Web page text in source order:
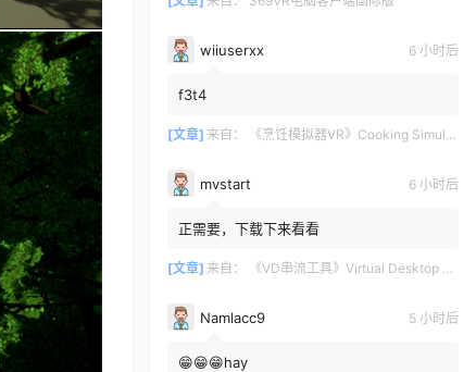
wiiuserxx 6 小时后
f3t4
[文章] 来自： 《烹饪模拟器VR》Cooking Simulator VR
mvstart 6 小时后
正需要，下载下来看看
[文章] 来自： 《VD串流工具》Virtual Desktop 破解版
Namlacc9 5 小时后
😁😁😁hay